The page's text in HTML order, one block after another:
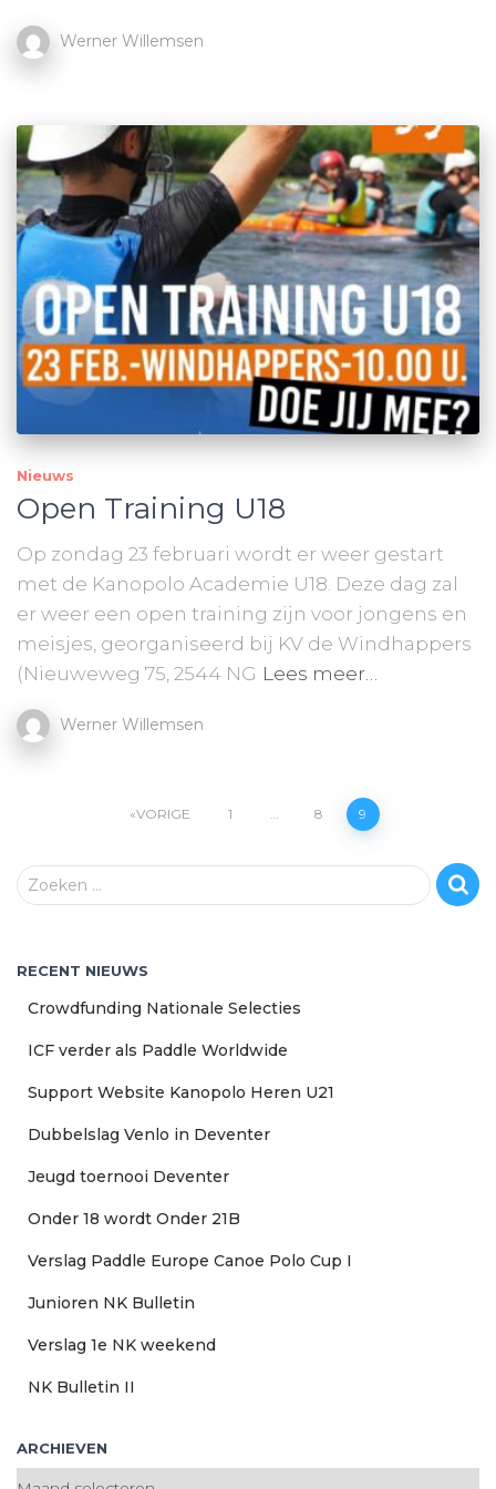
Werner Willemsen
Nieuws
Open Training U18
Op zondag 23 februari wordt er weer gestart
met de Kanopolo Academie U18. Deze dag zal
er weer een open training zijn voor jongens en
meisjes, georganiseerd bij KV de Windhappers
(Nieuweweg 75, 2544 NG Lees meer…
Werner Willemsen
Berichten
navigatie
VORIGE 1 8 9
Z
e
Zoeken …
RECENT NIEUWS
Crowdfunding Nationale Selecties
ICF verder als Paddle Worldwide
Support Website Kanopolo Heren U21
Dubbelslag Venlo in Deventer
Jeugd toernooi Deventer
Onder 18 wordt Onder 21B
Verslag Paddle Europe Canoe Polo Cup I
Junioren NK Bulletin
Verslag 1e NK weekend
NK Bulletin II
ARCHIEVEN
A